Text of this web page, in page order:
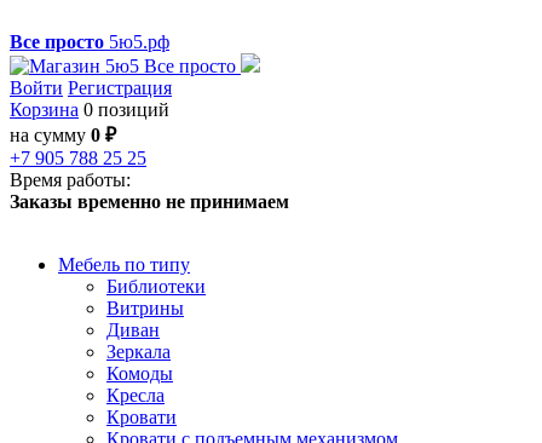
Все просто 5ю5.рф
Войти Регистрация
Корзина 0 позиций
на сумму 0 ₽
+7 905 788 25 25
Время работы:
Заказы временно не принимаем
Мебель по типу
Библиотеки
Витрины
Диван
Зеркала
Комоды
Кресла
Кровати
Кровати с подъемным механизмом